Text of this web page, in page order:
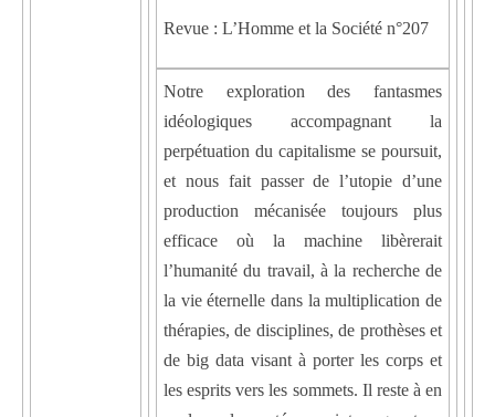
Revue : L’Homme et la Société n°207
Notre exploration des fantasmes
idéologiques accompagnant la
perpétuation du capitalisme se poursuit,
et nous fait passer de l’utopie d’une
production mécanisée toujours plus
efficace où la machine libèrerait
l’humanité du travail, à la recherche de
la vie éternelle dans la multiplication de
thérapies, de disciplines, de prothèses et
de big data visant à porter les corps et
les esprits vers les sommets. Il reste à en